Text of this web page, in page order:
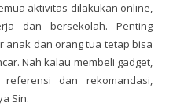
aktivitas dilakukan online,
dan bersekolah. Penting
anak dan orang tua tetap bisa
Nah kalau membeli gadget,
dan rekomandasi,
Sin.